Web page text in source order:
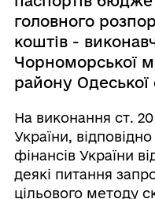
головного
коштів -
Чорноморської
району Одеської
На виконання ст.
України,
фінансів України
деякі питання
цільового методу